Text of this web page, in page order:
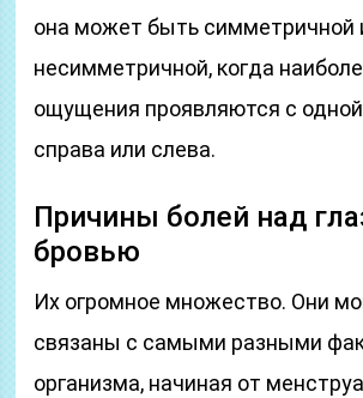
она может быть симметричной
несимметричной, когда
ощущения проявляются с
справа или слева.
Причины болей над
бровью
Их огромное множество. Они
связаны с самыми разными
организма, начиная от